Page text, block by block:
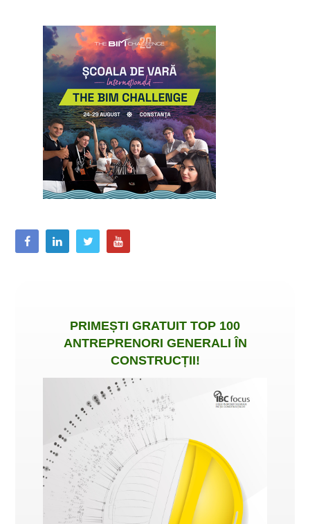
PRIMEȘTI GRATUIT TOP 100
ANTREPRENORI GENERALI ÎN
CONSTRUCȚII!